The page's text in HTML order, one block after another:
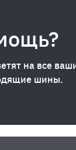
на все
шины.